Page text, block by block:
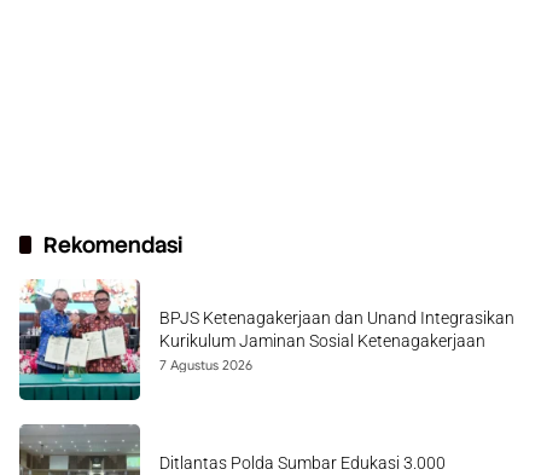
Rekomendasi
BPJS Ketenagakerjaan dan Unand Integrasikan
Kurikulum Jaminan Sosial Ketenagakerjaan
7 Agustus 2026
Ditlantas Polda Sumbar Edukasi 3.000